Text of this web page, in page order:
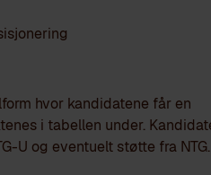
hvor kandidatene får en
i tabellen under.
U og eventuelt støtte fra NTG.